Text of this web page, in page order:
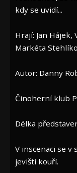
kdy se uvidí...
Hrají: Jan Hájek,
Markéta
Autor: Danny
Činoherní klub
Délka
V inscenaci se v
jevišti kouří.